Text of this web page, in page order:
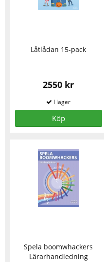
Låtlådan 15-pack
2550 kr
Köp
Spela boomwhackers
Lärarhandledning